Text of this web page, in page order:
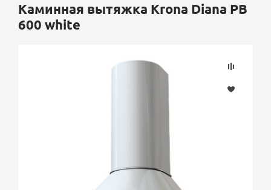
Каминная вытяжка Krona Diana PB
600 white